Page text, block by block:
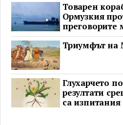
Товарен
Ормузкия
останаха в
Триумфът на
Глухарчето
резултати
са изпитания